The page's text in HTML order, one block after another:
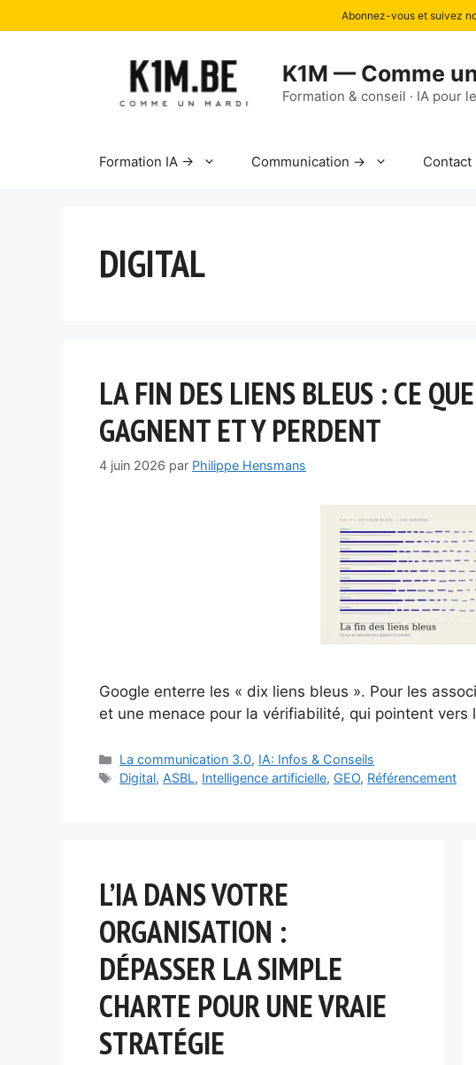
K1M — Comme
Formation & conseil · IA pour
Formation IA → Communication →
DIGITAL
LA FIN DES LIENS BLEUS : CE
GAGNENT ET Y PERDENT
4 juin 2026 par Philippe Hensmans
Google enterre les « dix liens bleus ». Pour les
et une menace pour la vérifiabilité, qui pointent vers
Catégories
La communication 3.0, IA: Infos & Conseils
Étiquettes
Digital,ASBL, Intelligence artificielle, GEO, Référencement
L’IA DANS VOTRE
ORGANISATION :
DÉPASSER LA SIMPLE
CHARTE POUR UNE VRAIE
STRATÉGIE
Abonnez-vous et suivez